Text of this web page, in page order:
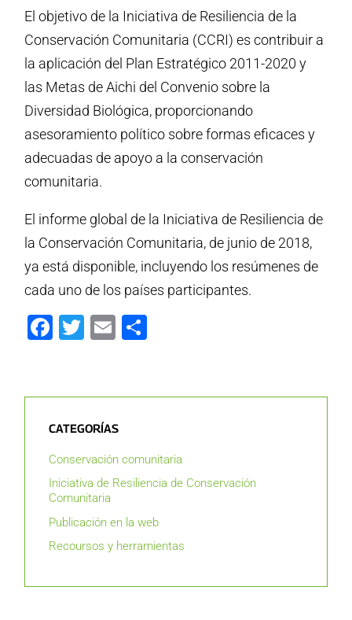
El objetivo de la Iniciativa de Resiliencia de la
Conservación Comunitaria (CCRI) es contribuir a
la aplicación del Plan Estratégico 2011-2020 y
las Metas de Aichi del Convenio sobre la
Diversidad Biológica, proporcionando
asesoramiento político sobre formas eficaces y
adecuadas de apoyo a la conservación
comunitaria.
El informe global de la Iniciativa de Resiliencia de
la Conservación Comunitaria, de junio de 2018,
ya está disponible, incluyendo los resúmenes de
cada uno de los países participantes.
Facebook
Twitter
Email
CATEGORÍAS
Conservación comunitaria
Iniciativa de Resiliencia de Conservación
Comunitaria
Publicación en la web
Recoursos y herramientas